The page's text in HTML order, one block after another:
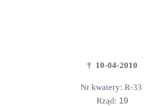
† 10-04-2010
Nr kwatery: R-33
Rząd: 19